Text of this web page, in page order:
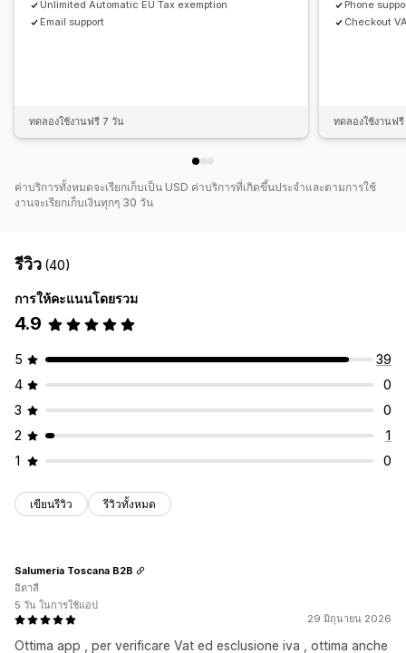
Unlimited Automatic EU Tax exemption
Email support
ทดลองใช้งานฟรี 7 วัน
Phone
Checkout
ทดลองใช้งานฟ
ค่าบริการทั้งหมดจะเรียกเก็บเป็น USD ค่าบริการที่เกิดขึ้นประจำและตามการใช้
งานจะเรียกเก็บเงินทุกๆ 30 วัน
รีวิว (40)
การให้คะแนนโดยรวม
4.9
5
39
4
0
3
0
2
1
1
0
เขียนรีวิว รีวิวทั้งหมด
29 มิถุนายน 2026
Ottima app , per verificare Vat ed esclusione iva , ottima anche
Salumeria Toscana B2B
อิตาลี
5 วัน ในการใช้แอป